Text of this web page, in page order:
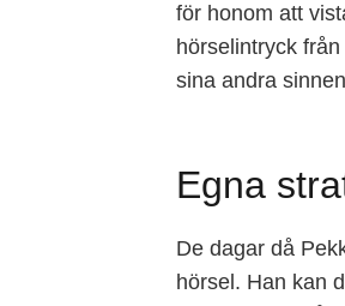
för honom att
hörselintryck
sina andra
Egna
De dagar då
hörsel. Han kan